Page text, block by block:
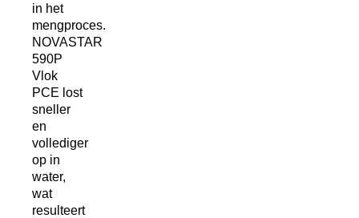
in het
mengproces.
NOVASTAR
590P
Vlok
PCE lost
sneller
en
vollediger
op in
water,
wat
resulteert